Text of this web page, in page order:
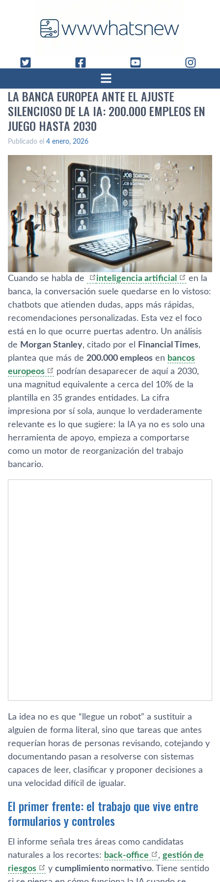
LA BANCA EUROPEA ANTE EL AJUSTE
SILENCIOSO DE LA IA: 200.000 EMPLEOS EN
JUEGO HASTA 2030
Publicado el 4 enero, 2026
Cuando se habla de inteligencia artificial
en la
banca, la conversación suele quedarse en lo vistoso:
chatbots que atienden dudas, apps más rápidas,
recomendaciones personalizadas. Esta vez el foco
está en lo que ocurre puertas adentro. Un análisis
de Morgan Stanley, citado por el Financial Times,
plantea que más de 200.000 empleos en bancos
europeos
podrían desaparecer de aquí a 2030,
una magnitud equivalente a cerca del 10% de la
plantilla en 35 grandes entidades. La cifra
impresiona por sí sola, aunque lo verdaderamente
relevante es lo que sugiere: la IA ya no es solo una
herramienta de apoyo, empieza a comportarse
como un motor de reorganización del trabajo
bancario.
La idea no es que “llegue un robot” a sustituir a
alguien de forma literal, sino que tareas que antes
requerían horas de personas revisando, cotejando y
documentando pasan a resolverse con sistemas
capaces de leer, clasificar y proponer decisiones a
una velocidad difícil de igualar.
El primer frente: el trabajo que vive entre
formularios y controles
El informe señala tres áreas como candidatas
naturales a los recortes: back-office , gestión de
riesgos
y cumplimiento normativo. Tiene sentido